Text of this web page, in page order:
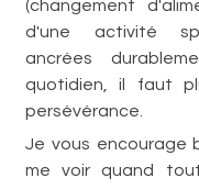
(changement
d'une activité
ancrées
quotidien, il faut
persévérance.
Je vous encourage
me voir quand